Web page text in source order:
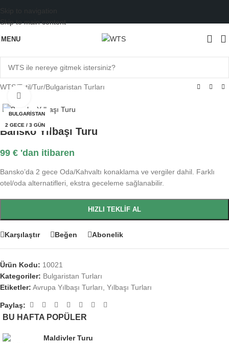
Skip to main content
MENU
WTS/Tatil/Tur/Bulgaristan Turları
BULGARISTAN
2 GECE / 3 GÜN
Bansko Yılbaşı Turu
99 € 'dan itibaren
Bansko’da 2 gece Oda/Kahvaltı konaklama ve vergiler dahil. Farklı
otel/oda alternatifleri, ekstra geceleme sağlanabilir.
HIZLI TEKLIF AL
Karşılaştır Beğen Abonelik
Ürün Kodu: 10021
Kategoriler: Bulgaristan Turları
Etiketler: Avrupa Yılbaşı Turları, Yılbaşı Turları
Paylaş:
BU HAFTA POPÜLER
Maldivler Turu